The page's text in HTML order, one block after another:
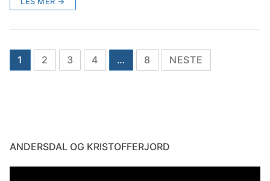
1 2 3 4 … 8 NESTE
ANDERSDAL OG KRISTOFFERJORD